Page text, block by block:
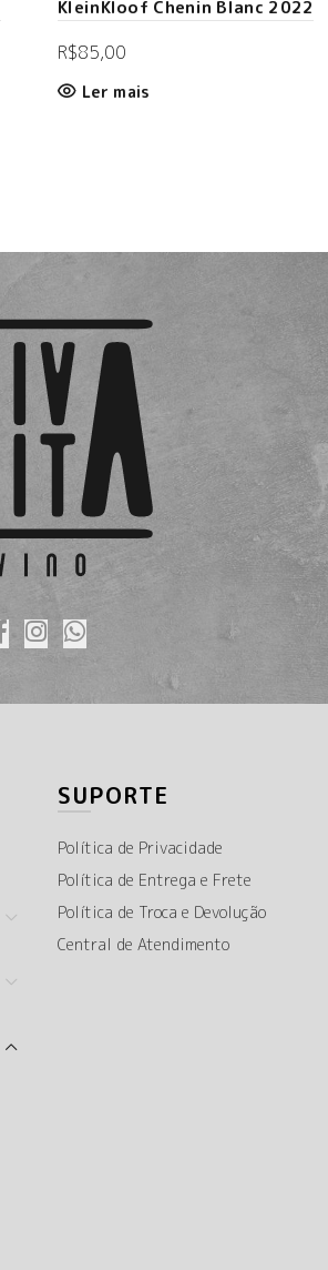
KleinKloof Chenin Blanc 2022
R$85,00
Ler mais
SUPORTE
Política de Privacidade
Política de Entrega e Frete
Política de Troca e Devolução
Central de Atendimento